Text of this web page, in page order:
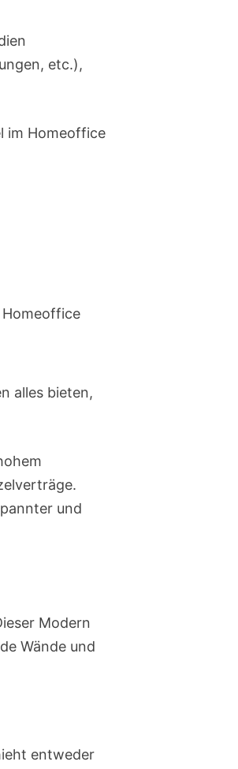
etc.),
im Homeoffice
alles bieten,
und
Modern
Wände und
entweder